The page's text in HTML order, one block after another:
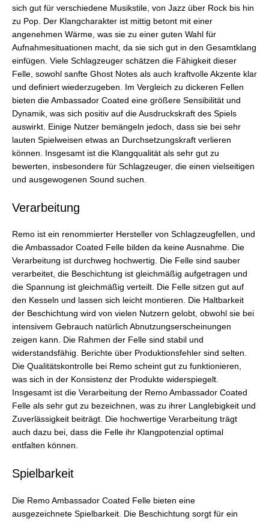
sich gut für verschiedene Musikstile, von Jazz über Rock bis hin
zu Pop. Der Klangcharakter ist mittig betont mit einer
angenehmen Wärme, was sie zu einer guten Wahl für
Aufnahmesituationen macht, da sie sich gut in den Gesamtklang
einfügen. Viele Schlagzeuger schätzen die Fähigkeit dieser
Felle, sowohl sanfte Ghost Notes als auch kraftvolle Akzente klar
und definiert wiederzugeben. Im Vergleich zu dickeren Fellen
bieten die Ambassador Coated eine größere Sensibilität und
Dynamik, was sich positiv auf die Ausdruckskraft des Spiels
auswirkt. Einige Nutzer bemängeln jedoch, dass sie bei sehr
lauten Spielweisen etwas an Durchsetzungskraft verlieren
können. Insgesamt ist die Klangqualität als sehr gut zu
bewerten, insbesondere für Schlagzeuger, die einen vielseitigen
und ausgewogenen Sound suchen.
Verarbeitung
Remo ist ein renommierter Hersteller von Schlagzeugfellen, und
die Ambassador Coated Felle bilden da keine Ausnahme. Die
Verarbeitung ist durchweg hochwertig. Die Felle sind sauber
verarbeitet, die Beschichtung ist gleichmäßig aufgetragen und
die Spannung ist gleichmäßig verteilt. Die Felle sitzen gut auf
den Kesseln und lassen sich leicht montieren. Die Haltbarkeit
der Beschichtung wird von vielen Nutzern gelobt, obwohl sie bei
intensivem Gebrauch natürlich Abnutzungserscheinungen
zeigen kann. Die Rahmen der Felle sind stabil und
widerstandsfähig. Berichte über Produktionsfehler sind selten.
Die Qualitätskontrolle bei Remo scheint gut zu funktionieren,
was sich in der Konsistenz der Produkte widerspiegelt.
Insgesamt ist die Verarbeitung der Remo Ambassador Coated
Felle als sehr gut zu bezeichnen, was zu ihrer Langlebigkeit und
Zuverlässigkeit beiträgt. Die hochwertige Verarbeitung trägt
auch dazu bei, dass die Felle ihr Klangpotenzial optimal
entfalten können.
Spielbarkeit
Die Remo Ambassador Coated Felle bieten eine
ausgezeichnete Spielbarkeit. Die Beschichtung sorgt für ein